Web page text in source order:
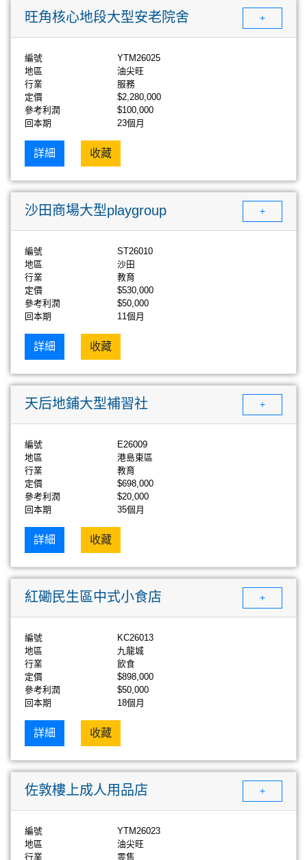
旺角核心地段大型安老院舍 +
編號
YTM26025
地區
油尖旺
行業
服務
定價
$2,280,000
參考利潤
$100,000
回本期
23個月
詳細 收藏
沙田商場大型playgroup +
編號
ST26010
地區
沙田
行業
教育
定價
$530,000
參考利潤
$50,000
回本期
11個月
詳細 收藏
天后地鋪大型補習社 +
編號
E26009
地區
港島東區
行業
教育
定價
$698,000
參考利潤
$20,000
回本期
35個月
詳細 收藏
紅磡民生區中式小食店 +
編號
KC26013
地區
九龍城
行業
飲食
定價
$898,000
參考利潤
$50,000
回本期
18個月
詳細 收藏
佐敦樓上成人用品店 +
編號
YTM26023
地區
油尖旺
行業
零售